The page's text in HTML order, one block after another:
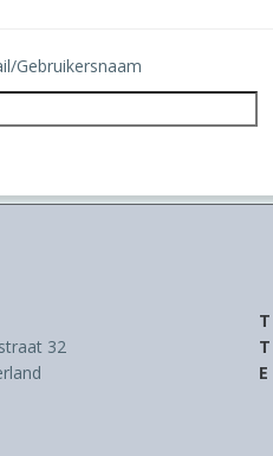
Gebruikersnaam
32
T
T
E